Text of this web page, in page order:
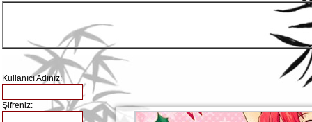
Kullanıcı Adınız:
Şifreniz: